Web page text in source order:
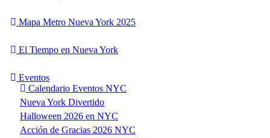
Mapa Metro Nueva York 2025
El Tiempo en Nueva York
Eventos
Calendario Eventos NYC
Nueva York Divertido
Halloween 2026 en NYC
Acción de Gracias 2026 NYC